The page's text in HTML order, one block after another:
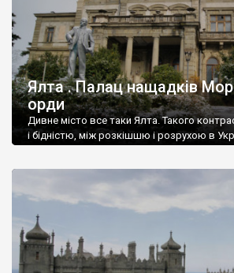
Ялта . Палац нащадків
орди
Дивне місто все таки Ялта. Такого
і бідністю, між розкішшю і розрухою в